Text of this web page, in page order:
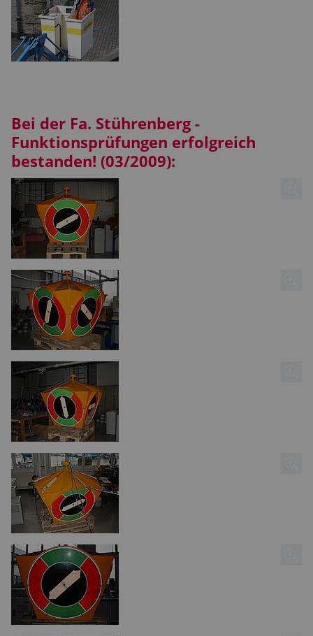
Bei der Fa. Stührenberg -
Funktionsprüfungen erfolgreich
bestanden! (03/2009):